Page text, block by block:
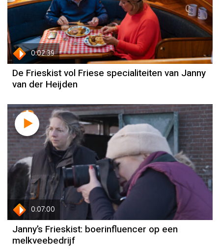
0:02:39
De Frieskist vol Friese specialiteiten van Janny
van der Heijden
0:07:00
Janny’s Frieskist: boerinfluencer op een
melkveebedrijf